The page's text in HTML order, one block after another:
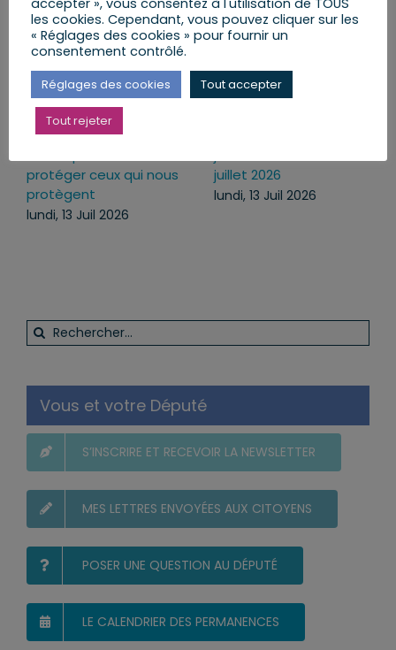
Sécuriser l’usage des
protéger ceux qui nous
protègent
lundi, 13 Juil 2026
juillet 2026
lundi, 13 Juil 2026
Rechercher:
Vous et votre Député
S’INSCRIRE ET RECEVOIR LA NEWSLETTER
MES LETTRES ENVOYÉES AUX CITOYENS
POSER UNE QUESTION AU DÉPUTÉ
LE CALENDRIER DES PERMANENCES
accepter », vous consentez à l'utilisation de TOUS
les cookies. Cependant, vous pouvez cliquer sur les
« Réglages des cookies » pour fournir un
consentement contrôlé.
Réglages des cookies Tout accepter
Tout rejeter